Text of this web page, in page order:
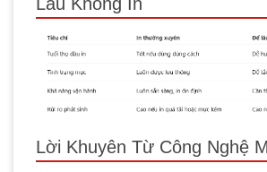
Lời Khuyên Từ Công Nghệ